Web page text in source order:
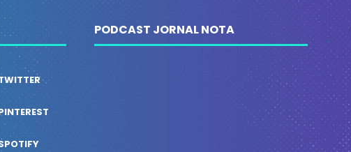
PODCAST JORNAL NOTA